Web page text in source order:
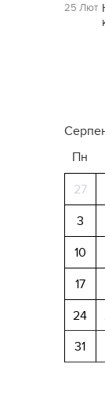
25 Лют
Пн
27
3
10
17
24
31